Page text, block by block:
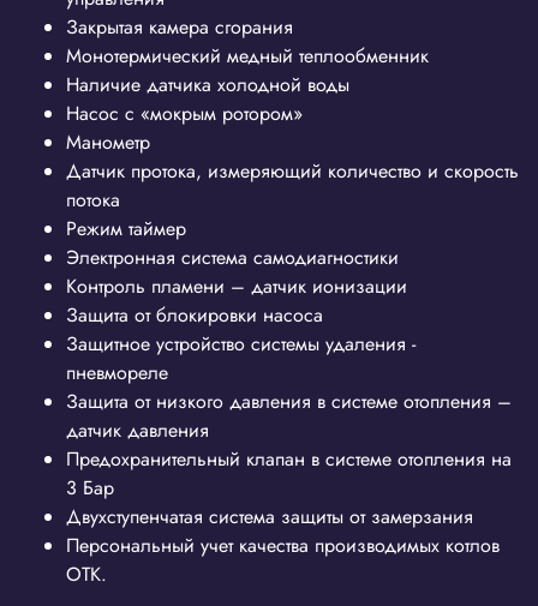
Закрытая камера сгорания
Монотермический медный теплообменник
Наличие датчика холодной воды
Насос с «мокрым ротором»
Манометр
Датчик протока, измеряющий количество и скорость
потока
Режим таймер
Электронная система самодиагностики
Контроль пламени – датчик ионизации
Защита от блокировки насоса
Защитное устройство системы удаления -
пневмореле
Защита от низкого давления в системе отопления –
датчик давления
Предохранительный клапан в системе отопления на
3 Бар
Двухступенчатая система защиты от замерзания
Персональный учет качества производимых котлов
ОТК.